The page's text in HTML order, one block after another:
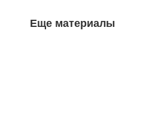
Еще материалы